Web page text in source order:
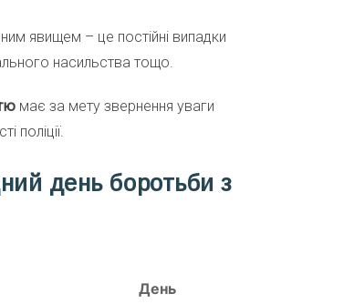
явищем – це постійні випадки
насильства тощо.
має за мету звернення уваги
поліції.
день боротьби з
День